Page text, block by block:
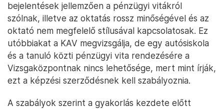
bejelentések jellemzően a pénzügyi vitákról
szólnak, illetve az oktatás rossz minőségével és az
oktató nem megfelelő stílusával kapcsolatosak. Ez
utóbbiakat a KAV megvizsgálja, de egy autósiskola
és a tanuló közti pénzügyi vita rendezésére a
Vizsgaközpontnak nincs lehetősége, mert mint írják,
ezt a képzési szerződésnek kell szabályoznia.
A szabályok szerint a gyakorlás kezdete előtt